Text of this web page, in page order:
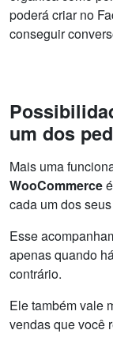
poderá criar no
conseguir
um dos
Mais uma
WooCommerce
cada um dos
Esse
apenas quando
contrário.
Ele também vale
vendas que você